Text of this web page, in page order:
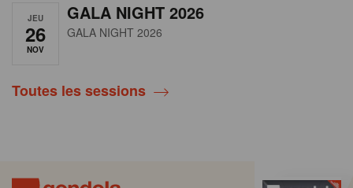
JEU
26
NOV
GALA NIGHT 2026
GALA NIGHT 2026
Toutes les sessions